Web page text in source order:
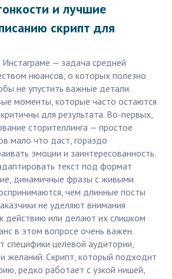
и лучшие
скрипт для
Инстаграме — задача средней
нюансов, о которых полезно
не упустить важные детали.
моменты, которые часто остаются
для результата. Во-первых,
сторителлинга — простое
мало что даст, гораздо
эмоции и заинтересованность.
текст под формат
динамичные фразы с живыми
чем длинные посты
не уделяют внимания
действию или делают их слишком
в этом вопросе очень важен.
специфики целевой аудитории,
желаний. Скрипт, который подходит
редко работает с узкой нишей,